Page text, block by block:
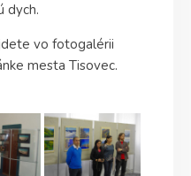
dych.
vo fotogalérii
mesta Tisovec.